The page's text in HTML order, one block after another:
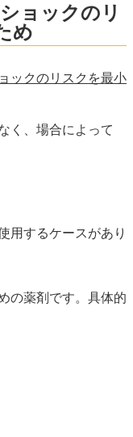
ョックのリ
め
ックのリスクを最小
く、場合によって
用するケースがあり
の薬剤です。具体的